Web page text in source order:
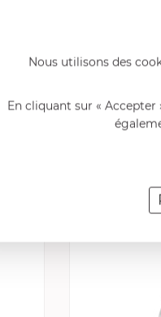
Produits conseillés
Nous utilisons des
En cliquant sur « Accepter